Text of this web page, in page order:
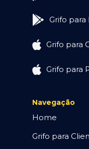
Grifo para
Grifo para
Grifo para
Navegação
Home
Grifo para